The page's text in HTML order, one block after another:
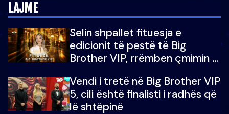
LAJME
Selin shpallet fituesja e
edicionit të pestë të Big
Brother VIP, rrëmben çmimin e
Vendi i tretë në Big Brother VIP
5, cili është finalisti i radhës që
lë shtëpinë